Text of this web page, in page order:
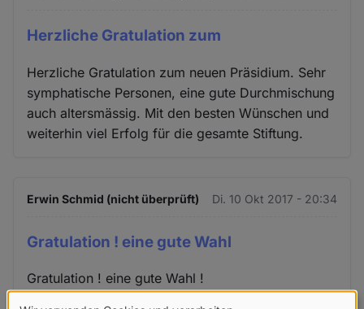
Herzliche Gratulation zum
Herzliche Gratulation zum neuen Präsidium. Sehr
symphatische Personen, eine gute Durchmischung
auch altersmässig. Mit den besten Wünschen und
weiterhin viel Erfolg für die gesamte Stiftung.
Erwin Schmid (nicht überprüft) Di. 10 Okt 2017 - 20:34
Gratulation ! eine gute Wahl
Gratulation ! eine gute Wahl !